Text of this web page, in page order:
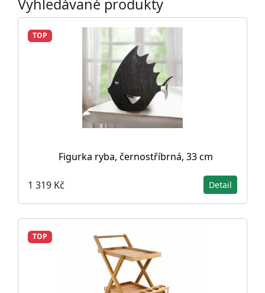
Vyhledávané produkty
TOP
Figurka ryba, černostříbrná, 33 cm
1 319 Kč Detail
TOP